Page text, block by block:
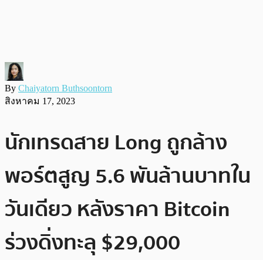
By Chaiyatorn Buthsoontorn
สิงหาคม 17, 2023
นักเทรดสาย Long ถูกล้าง
พอร์ตสูญ 5.6 พันล้านบาทใน
วันเดียว หลังราคา Bitcoin
ร่วงดิ่งทะลุ $29,000